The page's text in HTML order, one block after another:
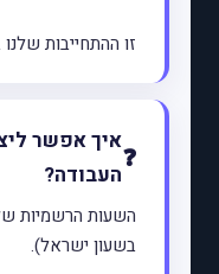
זו ההתחייבות שלנו ב-100%
איך אפשר
העבודה?
בשעון ישראל).